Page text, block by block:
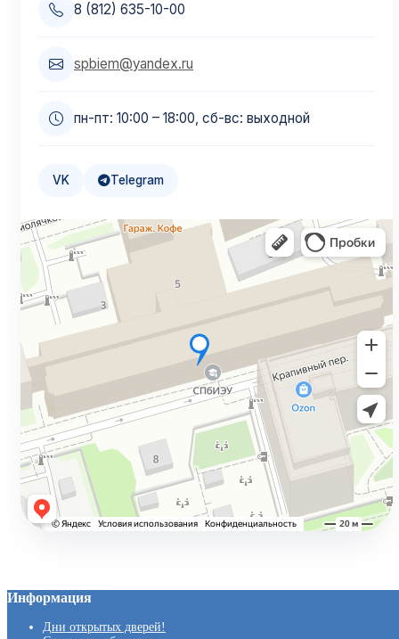
8 (812) 635-10-00
spbiem@yandex.ru
пн-пт: 10:00 – 18:00, сб-вс: выходной
VK Telegram
Информация
Дни открытых дверей!